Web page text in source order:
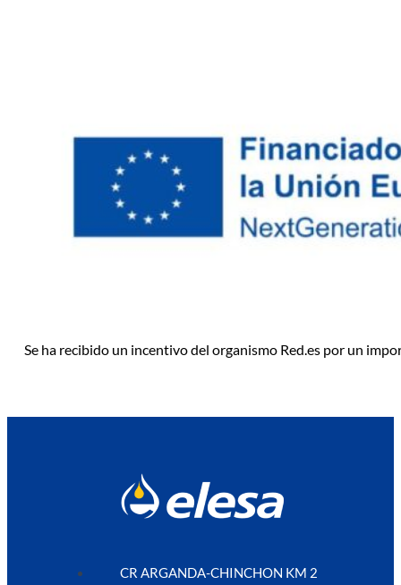
Se ha recibido un incentivo del organismo Red.es por un
CR ARGANDA-CHINCHON KM 2